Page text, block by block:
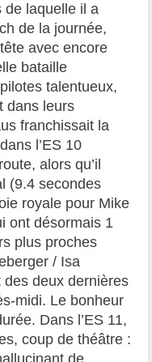
de laquelle il a
de la journée,
avec encore
bataille
talentueux,
dans leurs
franchissait la
l’ES 10
alors qu’il
(9.4 secondes
royale pour Mike
ont désormais 1
plus proches
/ Isa
deux dernières
midi. Le bonheur
Dans l’ES 11,
coup de théâtre :